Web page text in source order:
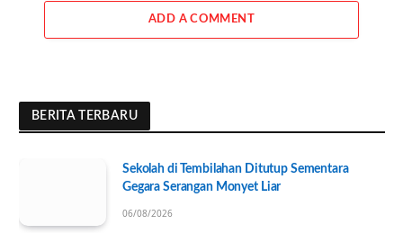
ADD A COMMENT
BERITA TERBARU
Sekolah di Tembilahan Ditutup Sementara
Gegara Serangan Monyet Liar
06/08/2026